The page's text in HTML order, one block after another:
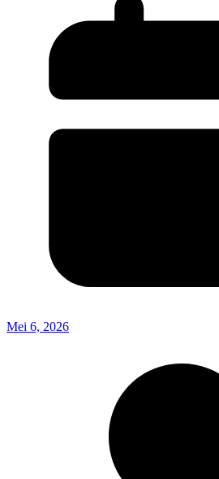
Mei 6, 2026